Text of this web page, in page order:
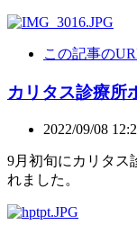
この記事の
カリタス診療
2022/09/08
9月初旬にカリタス
れました。